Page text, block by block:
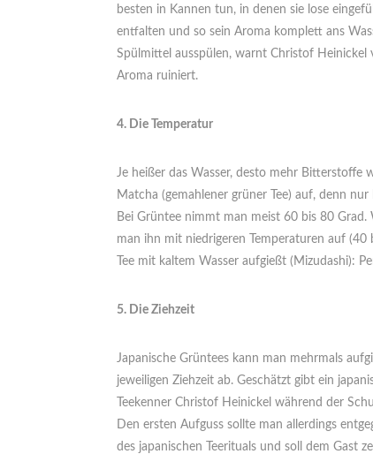
besten in Kannen tun, in denen sie lose
entfalten und so sein Aroma komplett ans
Spülmittel ausspülen, warnt Christof Heinickel
Aroma ruiniert.
4. Die Temperatur
Je heißer das Wasser, desto mehr Bitterstoffe
Matcha (gemahlener grüner Tee) auf, denn
Bei Grüntee nimmt man meist 60 bis 80
man ihn mit niedrigeren Temperaturen auf (40
Tee mit kaltem Wasser aufgießt (Mizudashi):
5. Die Ziehzeit
Japanische Grüntees kann man mehrmals
jeweiligen Ziehzeit ab. Geschätzt gibt ein
Teekenner Christof Heinickel während der
Den ersten Aufguss sollte man allerdings
des japanischen Teerituals und soll dem Gast